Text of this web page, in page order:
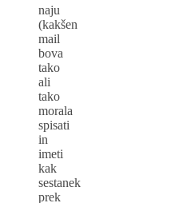
naju
(kakšen
mail
bova
tako
ali
tako
morala
spisati
in
imeti
kak
sestanek
prek